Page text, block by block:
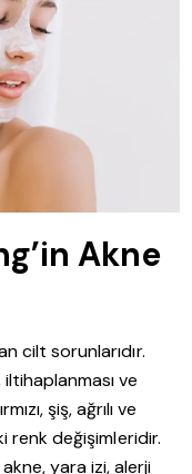
Akne
cilt sorunlarıdır.
ve
şiş, ağrılı ve
renk değişimleridir.
yara izi, alerji